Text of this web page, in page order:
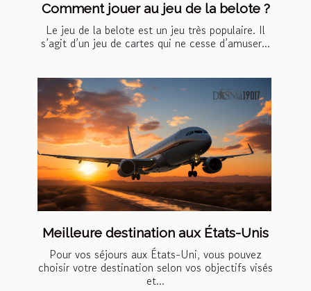
Comment jouer au jeu de la belote ?
Le jeu de la belote est un jeu très populaire. Il
s’agit d’un jeu de cartes qui ne cesse d’amuser...
Meilleure destination aux États-Unis
Pour vos séjours aux États-Uni, vous pouvez
choisir votre destination selon vos objectifs visés
et...